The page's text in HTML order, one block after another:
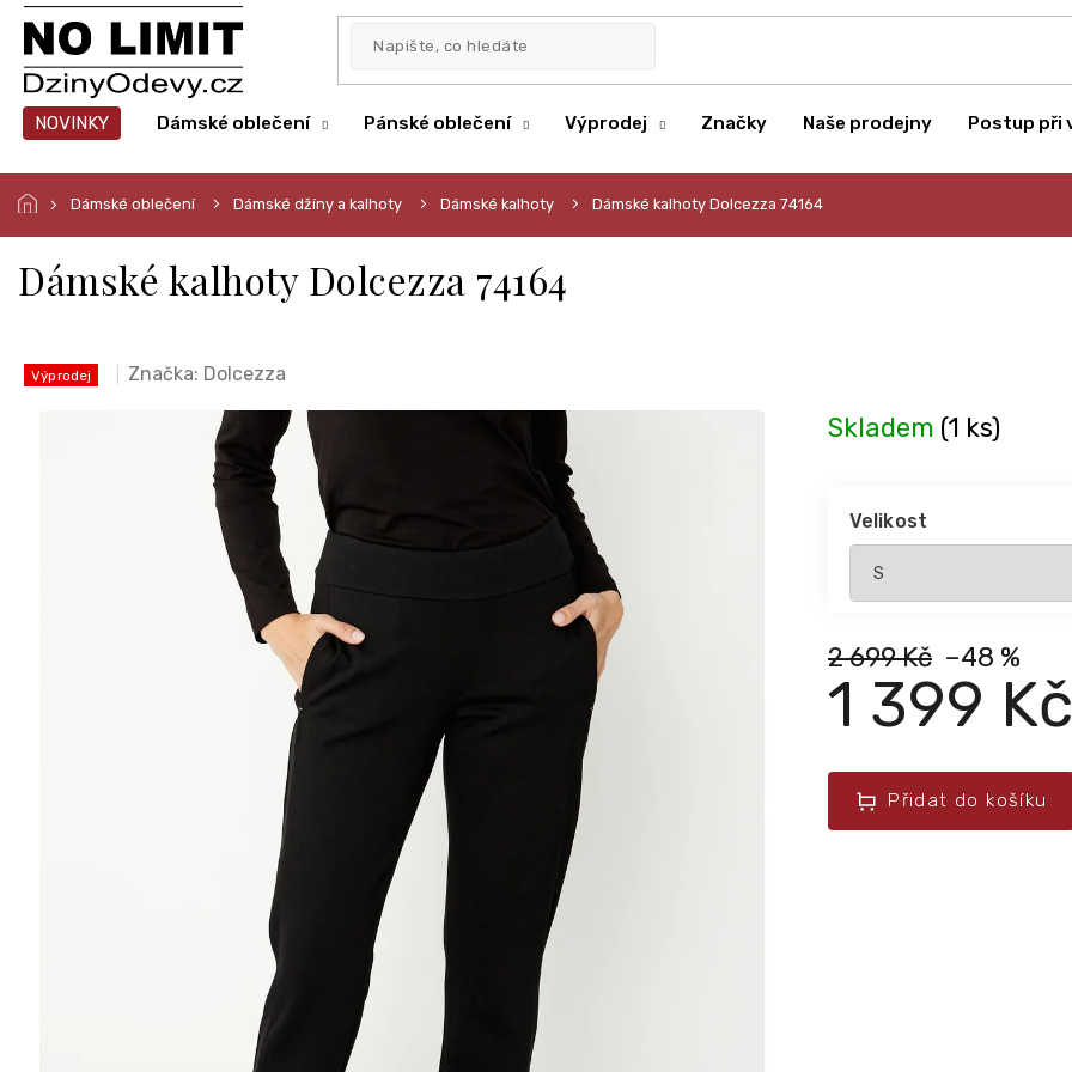
Přejít
obsah
NOVINKY Dámské oblečení Pánské oblečení Výprodej Značky Naše prodejny Postup při
Dámské oblečení Dámské džíny a kalhoty Dámské kalhoty Dámské kalhoty Dolcezza 74164
Dámské kalhoty Dolcezza 74164
Výprodej Značka: Dolcezza
2 699 Kč –48 %
1 399 Kč
Skladem (1 ks)
Velikost
Přidat do košíku